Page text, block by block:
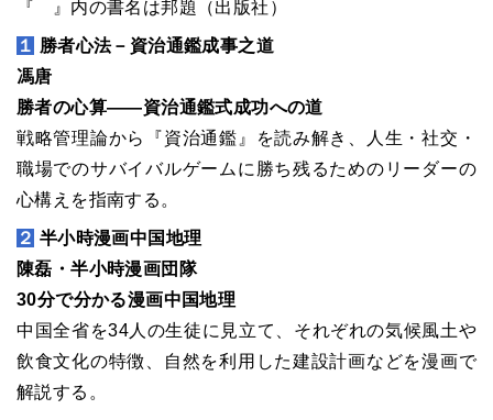
『 』内の書名は邦題（出版社）
１ 勝者心法－資治通鑑成事之道
馮唐
勝者の心算――資治通鑑式成功への道
戦略管理論から『資治通鑑』を読み解き、人生・社交・
職場でのサバイバルゲームに勝ち残るためのリーダーの
心構えを指南する。
２ 半小時漫画中国地理
陳磊・半小時漫画団隊
30分で分かる漫画中国地理
中国全省を34人の生徒に見立て、それぞれの気候風土や
飲食文化の特徴、自然を利用した建設計画などを漫画で
解説する。